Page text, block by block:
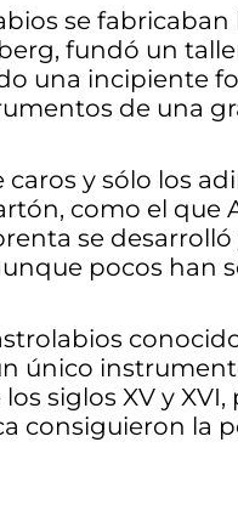
se
fundó un
una incipiente
de una
y sólo los
como el que
se desarrolló
pocos han
único
siglos XV y
consiguieron la